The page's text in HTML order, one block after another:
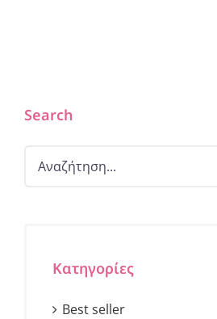
Search
Κατηγορίες
Best seller